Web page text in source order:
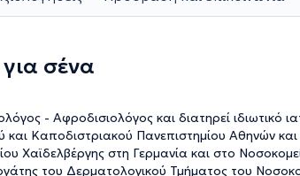
για σένα
- Αφροδισιολόγος και διατηρεί ιδιωτικό
Χαϊδελβέργης στη Γερμανία και στο
του Δερματολογικού Τμήματος του